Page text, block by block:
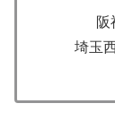
阪
埼玉